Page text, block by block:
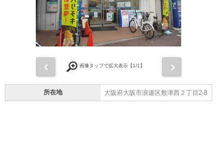
画像タップで拡大表示【1/1】
所在地 大阪府大阪市浪速区敷津西２丁目2-8